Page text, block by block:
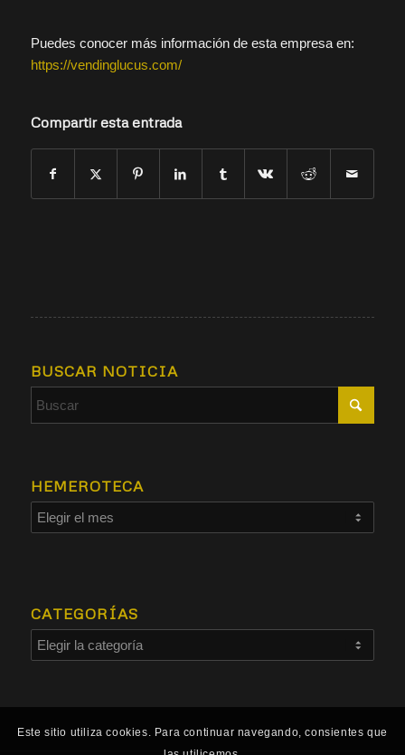
Puedes conocer más información de esta empresa en:
https://vendinglucus.com/
Compartir esta entrada
BUSCAR NOTICIA
HEMEROTECA
CATEGORÍAS
Este sitio utiliza cookies. Para continuar navegando, consientes que